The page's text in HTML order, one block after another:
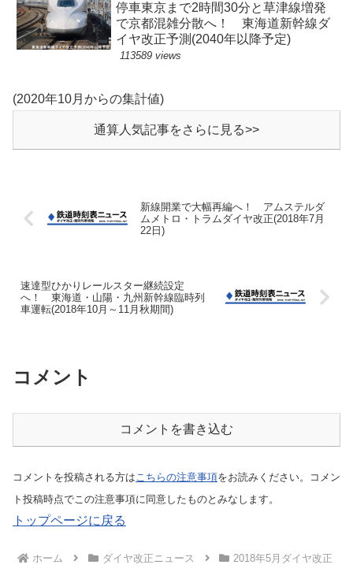
停車東京まで2時間30分と草津線増発
で京都混雑分散へ！ 東海道新幹線ダ
イヤ改正予測(2040年以降予定)
113589 views
(2020年10月からの集計値)
通算人気記事をさらに見る>>
新線開業で大幅再編へ！ アムステルダ
ムメトロ・トラムダイヤ改正(2018年7月
22日)
速達型ひかりレールスター継続設定
へ！ 東海道・山陽・九州新幹線臨時列
車運転(2018年10月～11月秋期間)
コメント
コメントを書き込む
コメントを投稿される方は こちらの注意事項をお読みください。コメン
ト投稿時点でこの注意事項に同意したものとみなします。
トップページに戻る
ホーム ダイヤ改正ニュース 2018年5月ダイヤ改正